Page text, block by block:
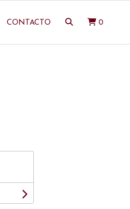
CONTACTO 0